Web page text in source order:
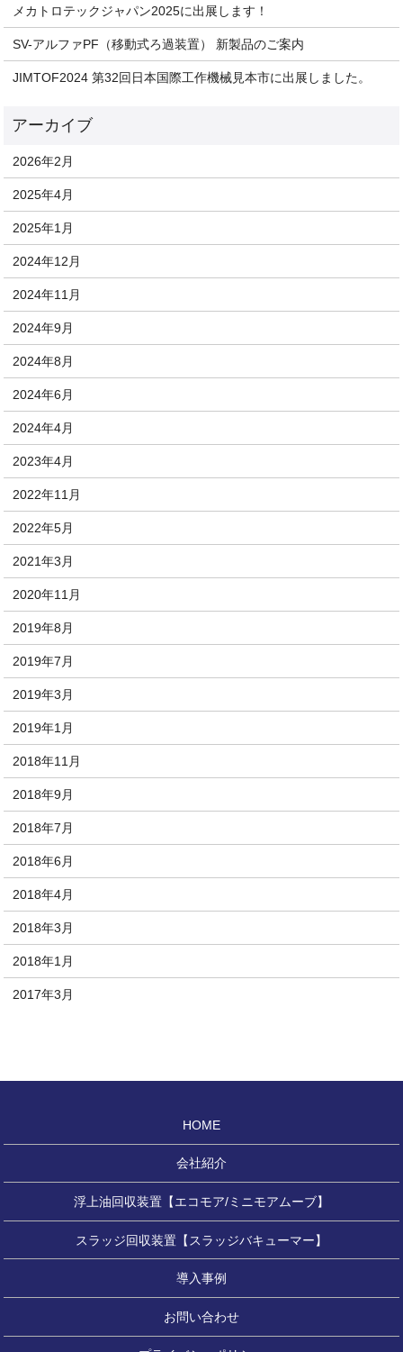
メカトロテックジャパン2025に出展します！
SV-アルファPF（移動式ろ過装置） 新製品のご案内
JIMTOF2024 第32回日本国際工作機械見本市に出展しました。
2026年2月
2025年4月
2025年1月
2024年12月
2024年11月
2024年9月
2024年8月
2024年6月
2024年4月
2023年4月
2022年11月
2022年5月
2021年3月
2020年11月
2019年8月
2019年7月
2019年3月
2019年1月
2018年11月
2018年9月
2018年7月
2018年6月
2018年4月
2018年3月
2018年1月
2017年3月
HOME
会社紹介
浮上油回収装置【エコモア/ミニモアムーブ】
スラッジ回収装置【スラッジバキューマー】
導入事例
お問い合わせ